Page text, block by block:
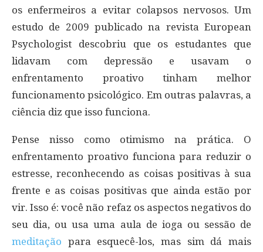
os enfermeiros a evitar colapsos nervosos. Um
estudo de 2009 publicado na revista European
Psychologist descobriu que os estudantes que
lidavam com depressão e usavam o
enfrentamento proativo tinham melhor
funcionamento psicológico. Em outras palavras, a
ciência diz que isso funciona.
Pense nisso como otimismo na prática. O
enfrentamento proativo funciona para reduzir o
estresse, reconhecendo as coisas positivas à sua
frente e as coisas positivas que ainda estão por
vir. Isso é: você não refaz os aspectos negativos do
seu dia, ou usa uma aula de ioga ou sessão de
meditação para esquecê-los, mas sim dá mais